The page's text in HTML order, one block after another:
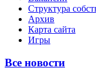
Структура
Архив
Карта сайта
Игры
Все новости